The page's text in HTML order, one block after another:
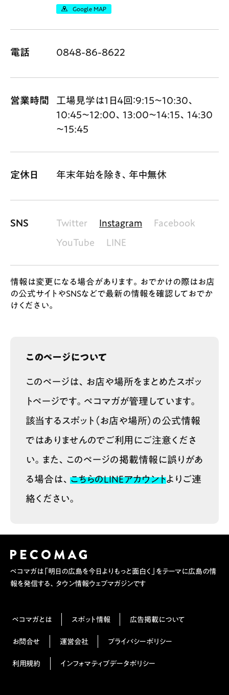
Google MAP
電話 0848-86-8622
営業時間
工場見学は1日4回：9:15～10:30、
10:45～12:00、13:00～14:15、14:30
～15:45
定休日 年末年始を除き、年中無休
SNS Twitter Instagram
Facebook
YouTube
LINE
情報は変更になる場合があります。おでかけの際はお店
の公式サイトやSNSなどで最新の情報を確認しておでか
けください。
このページについて
このページは、お店や場所をまとめたスポッ
トページです。ペコマガが管理しています。
該当するスポット（お店や場所）の公式情報
ではありませんのでご利用にご注意くださ
い。また、このページの掲載情報に誤りがあ
る場合は、 こちらのLINEアカウントよりご連
絡ください。
ペコマガは「明日の広島を今日よりもっと面白く」をテーマに広島の情
報を発信する、タウン情報ウェブマガジンです
ペコマガとは スポット情報 広告掲載について
お問合せ 運営会社 プライバシーポリシー
利用規約 インフォマティブデータポリシー